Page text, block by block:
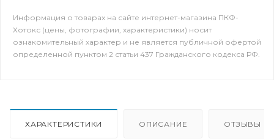
Информация о товарах на сайте интернет-магазина ПКФ-
Хотокс (цены, фотографии, характеристики) носит
ознакомительный характер и не является публичной офертой
определенной пунктом 2 статьи 437 Гражданского кодекса РФ.
ХАРАКТЕРИСТИКИ ОПИСАНИЕ ОТЗЫВЫ